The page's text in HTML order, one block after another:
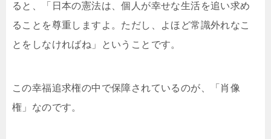
ると、「日本の憲法は、個人が幸せな生活を追い求め
ることを尊重しますよ。ただし、よほど常識外れなこ
とをしなければね」ということです。
この幸福追求権の中で保障されているのが、「肖像
権」なのです。